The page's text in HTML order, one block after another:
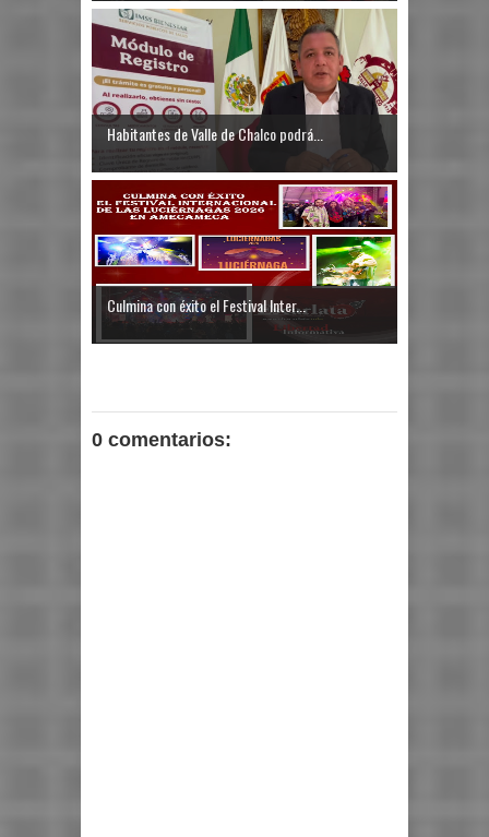
Habitantes de Valle de Chalco podrá...
Culmina con éxito el Festival Inter...
0 comentarios: